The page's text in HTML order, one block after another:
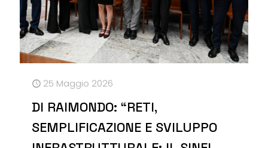
25 Maggio 2026
DI RAIMONDO: “RETI,
SEMPLIFICAZIONE E SVILUPPO